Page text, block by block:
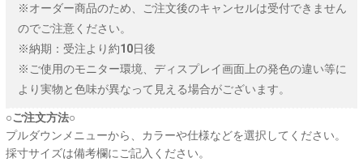
※オーダー商品のため、ご注文後のキャンセルは受付できません
のでご注意ください。
※納期：受注より約10日後
※ご使用のモニター環境、ディスプレイ画面上の発色の違い等に
より実物と色味が異なって見える場合がございます。
○ご注文方法○
プルダウンメニューから、カラーや仕様などを選択してください。
採寸サイズは備考欄にご記入ください。